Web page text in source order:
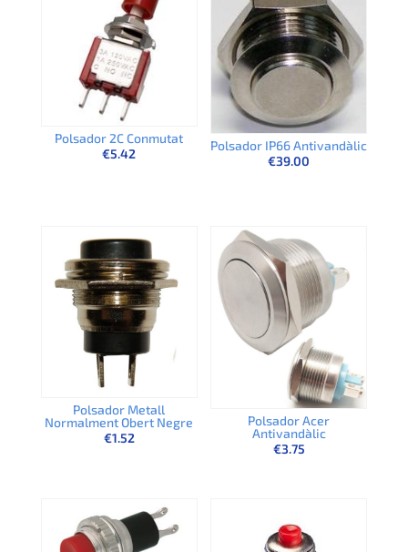
Polsador 2C Conmutat
€5.42
Polsador IP66 Antivandàlic
€39.00
Polsador Metall
Normalment Obert Negre
€1.52
Polsador Acer
Antivandàlic
€3.75